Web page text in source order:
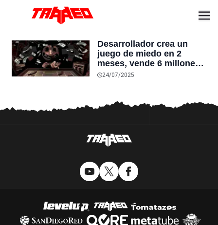
Desarrollador crea un
juego de miedo en 2
meses, vende 6 millones
de copias y ahora puede
divertido”
24/07/2025